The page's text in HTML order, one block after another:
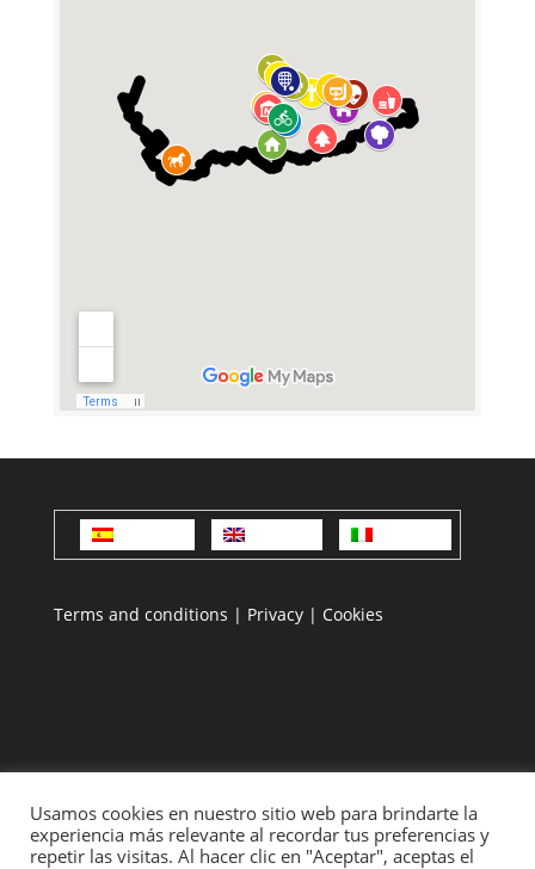
Terms and conditions | Privacy| Cookies
Usamos cookies en nuestro sitio web para brindarte la
experiencia más relevante al recordar tus preferencias y
repetir las visitas. Al hacer clic en "Aceptar", aceptas el